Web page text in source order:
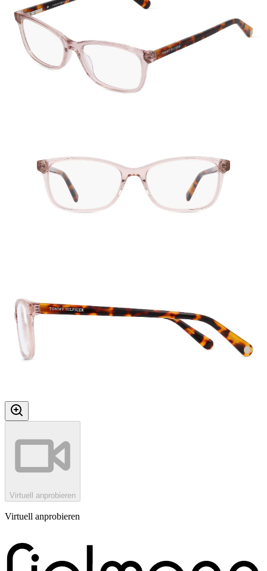
Virtuell anprobieren
Virtuell anprobieren